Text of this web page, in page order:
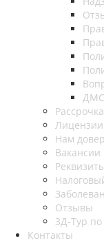
ДМС
Рассрочка
Лицензии
Нам
Вакансии
Отзывы
3Д-Тур
Контакты